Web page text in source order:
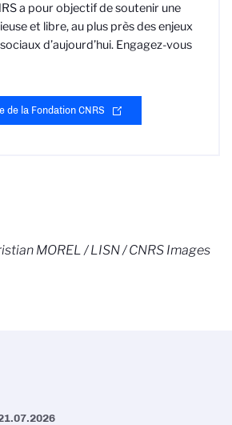
a pour objectif de soutenir une
et libre, au plus près des enjeux
d’aujourd’hui. Engagez-vous
de la Fondation CNRS
MOREL / LISN / CNRS Images